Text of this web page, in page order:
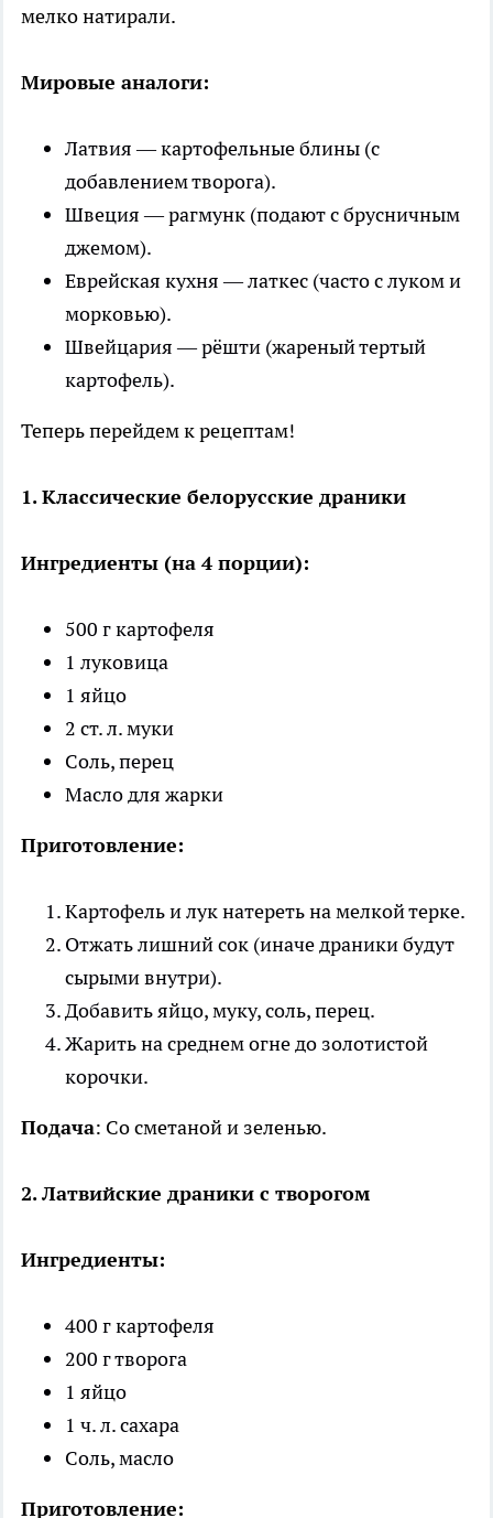
мелко натирали.
Мировые аналоги:
Латвия — картофельные блины (с
добавлением творога).
Швеция — рагмунк (подают с брусничным
джемом).
Еврейская кухня — латкес (часто с луком и
морковью).
Швейцария — рёшти (жареный тертый
картофель).
Теперь перейдем к рецептам!
1. Классические белорусские драники
Ингредиенты (на 4 порции):
500 г картофеля
1 луковица
1 яйцо
2 ст. л. муки
Соль, перец
Масло для жарки
Приготовление:
Картофель и лук натереть на мелкой терке.
Отжать лишний сок (иначе драники будут
сырыми внутри).
Добавить яйцо, муку, соль, перец.
Жарить на среднем огне до золотистой
корочки.
Подача: Со сметаной и зеленью.
2. Латвийские драники с творогом
Ингредиенты:
400 г картофеля
200 г творога
1 яйцо
1 ч. л. сахара
Соль, масло
Приготовление: